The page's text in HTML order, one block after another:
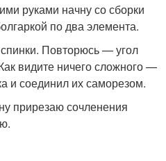
руками начну со сборки
по два элемента.
Повторюсь — угол
видите ничего сложного —
и соединил их саморезом.
прирезаю сочленения